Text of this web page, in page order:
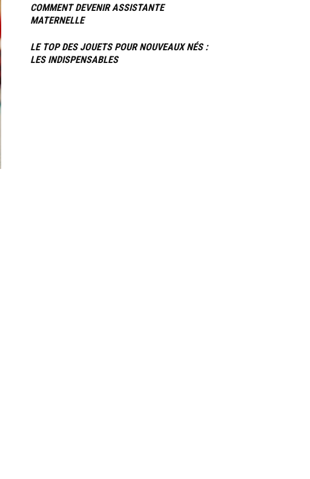
COMMENT DEVENIR ASSISTANTE
MATERNELLE
LE TOP DES JOUETS POUR NOUVEAUX NÉS :
LES INDISPENSABLES